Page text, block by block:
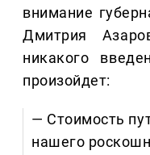
внимание
Дмитрия
никакого
произойдет:
— Стоимость
нашего